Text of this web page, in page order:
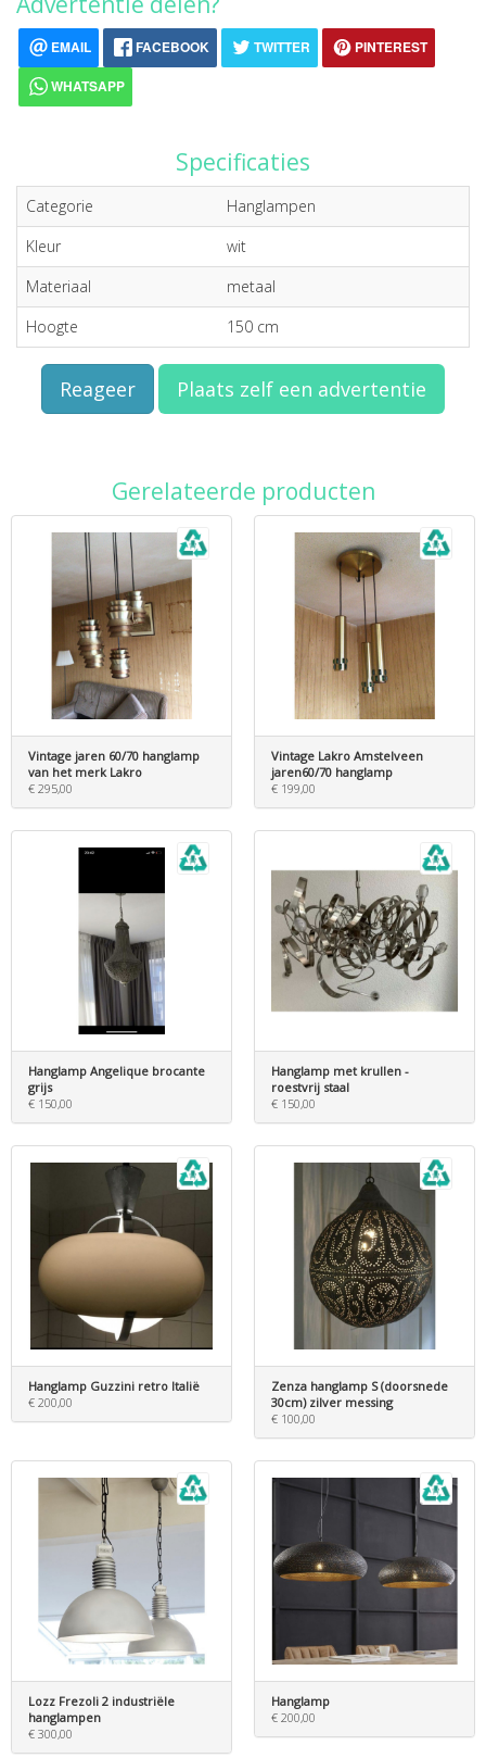
EMAIL FACEBOOK TWITTER
PINTEREST
WHATSAPP
Specificaties
Categorie
Hanglampen
Kleur
wit
Materiaal
metaal
Hoogte
150 cm
Reageer Plaats zelf een advertentie
Gerelateerde producten
Vintage jaren 60/70 hanglamp
van het merk Lakro
€ 295,00
Vintage Lakro Amstelveen
jaren60/70 hanglamp
€ 199,00
Hanglamp Angelique brocante
grijs
€ 150,00
Hanglamp met krullen -
roestvrij staal
€ 150,00
Hanglamp Guzzini retro Italië
€ 200,00
Zenza hanglamp S (doorsnede
30cm) zilver messing
€ 100,00
Lozz Frezoli 2 industriële
hanglampen
€ 300,00
Hanglamp
€ 200,00